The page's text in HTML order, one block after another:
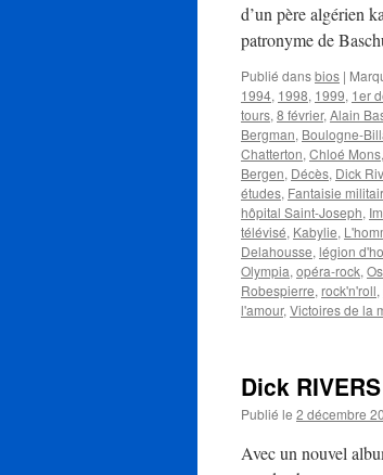
d’un père algérien
patronyme de
Publié dansbios |
1994, 1998, 1999, 1er
tours, 8 février, Alain
Bergman, Boulogne-
Chatterton, Chloé Mons,
Bergen, Décès, Dick
études, Fantaisie
hôpital Saint-Joseph,
télévisé, Kabylie,
Delahousse, légion
Olympia, opéra-rock,
Robespierre, rock'n'roll,
l'amour, Victoires de la
Dick
Publié le 2 décembre
Avec un nouvel